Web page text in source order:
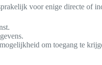
voor enige directe of
om toegang te